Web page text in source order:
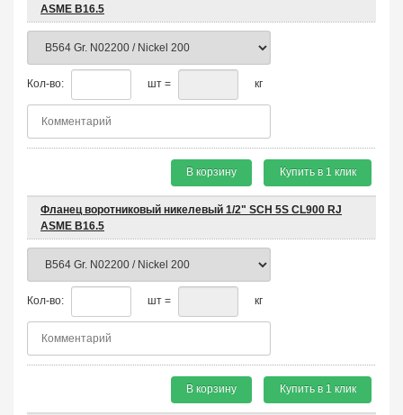
ASME B16.5
Кол-во: шт = кг
В корзину Купить в 1 клик
Фланец воротниковый никелевый 1/2" SCH 5S CL900 RJ
ASME B16.5
Кол-во: шт = кг
В корзину Купить в 1 клик